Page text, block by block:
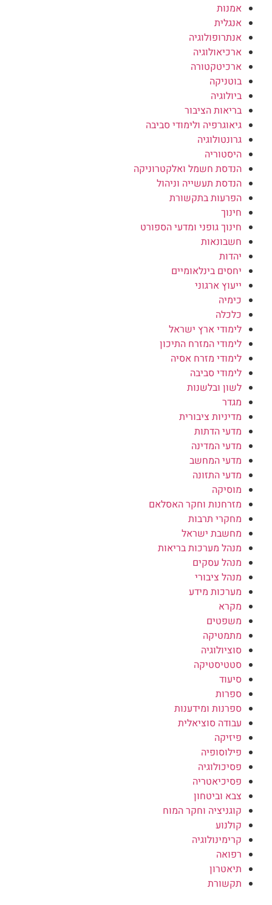
אמנות
אנגלית
אנתרופולוגיה
ארכיאולוגיה
ארכיטקטורה
בוטניקה
ביולוגיה
בריאות הציבור
גיאוגרפיה ולימודי סביבה
גרונטולוגיה
היסטוריה
הנדסת חשמל ואלקטרוניקה
הנדסת תעשייה וניהול
הפרעות בתקשורת
חינוך
חינוך גופני ומדעי הספורט
חשבונאות
יהדות
יחסים בינלאומיים
ייעוץ ארגוני
כימיה
כלכלה
לימודי ארץ ישראל
לימודי המזרח התיכון
לימודי מזרח אסיה
לימודי סביבה
לשון ובלשנות
מגדר
מדיניות ציבורית
מדעי הדתות
מדעי המדינה
מדעי המחשב
מדעי התזונה
מוסיקה
מזרחנות וחקר האסלאם
מחקרי תרבות
מחשבת ישראל
מנהל מערכות בריאות
מנהל עסקים
מנהל ציבורי
מערכות מידע
מקרא
משפטים
מתמטיקה
סוציולוגיה
סטטיסטיקה
סיעוד
ספרות
ספרנות ומידענות
עבודה סוציאלית
פיזיקה
פילוסופיה
פסיכולוגיה
פסיכיאטריה
צבא וביטחון
קוגניציה וחקר המוח
קולנוע
קרימינולוגיה
רפואה
תיאטרון
תקשורת